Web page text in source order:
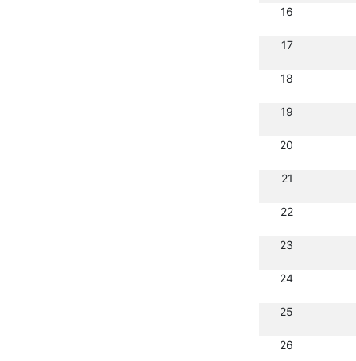
16
17
18
19
20
21
22
23
24
25
26